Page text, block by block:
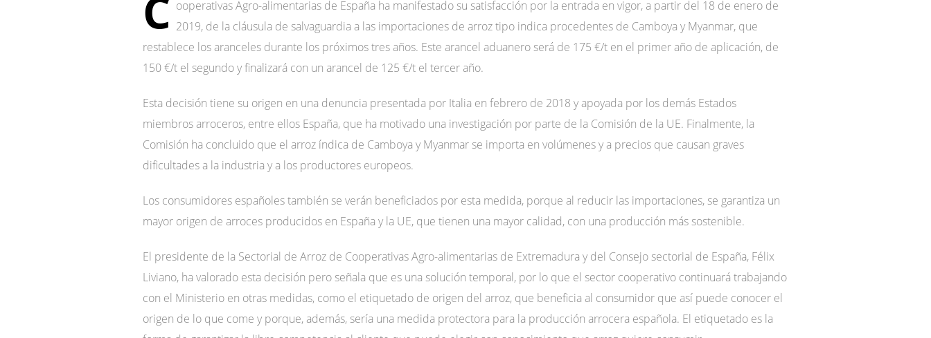
ooperativas Agro-alimentarias de España ha manifestado su satisfacción por la entrada en vigor, a partir del 18 de enero de
2019, de la cláusula de salvaguardia a las importaciones de arroz tipo indica procedentes de Camboya y Myanmar, que
restablece los aranceles durante los próximos tres años. Este arancel aduanero será de 175 €/t en el primer año de aplicación, de
150 €/t el segundo y finalizará con un arancel de 125 €/t el tercer año.
Esta decisión tiene su origen en una denuncia presentada por Italia en febrero de 2018 y apoyada por los demás Estados
miembros arroceros, entre ellos España, que ha motivado una investigación por parte de la Comisión de la UE. Finalmente, la
Comisión ha concluido que el arroz índica de Camboya y Myanmar se importa en volúmenes y a precios que causan graves
dificultades a la industria y a los productores europeos.
Los consumidores españoles también se verán beneficiados por esta medida, porque al reducir las importaciones, se garantiza un
mayor origen de arroces producidos en España y la UE, que tienen una mayor calidad, con una producción más sostenible.
El presidente de la Sectorial de Arroz de Cooperativas Agro-alimentarias de Extremadura y del Consejo sectorial de España, Félix
Liviano, ha valorado esta decisión pero señala que es una solución temporal, por lo que el sector cooperativo continuará trabajando
con el Ministerio en otras medidas, como el etiquetado de origen del arroz, que beneficia al consumidor que así puede conocer el
origen de lo que come y porque, además, sería una medida protectora para la producción arrocera española. El etiquetado es la